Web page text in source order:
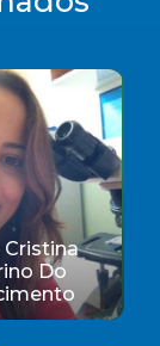
Cristina
Do